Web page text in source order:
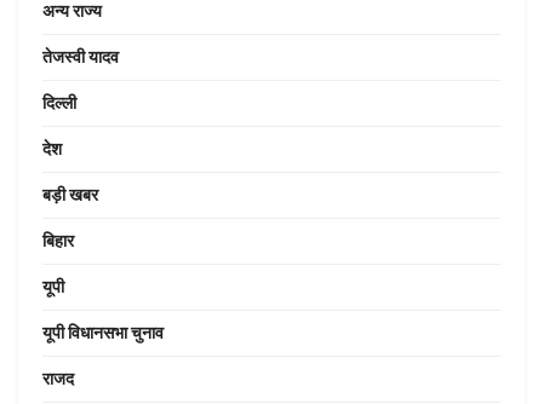
अन्य राज्य
तेजस्वी यादव
दिल्ली
देश
बड़ी खबर
बिहार
यूपी
यूपी विधानसभा चुनाव
राजद